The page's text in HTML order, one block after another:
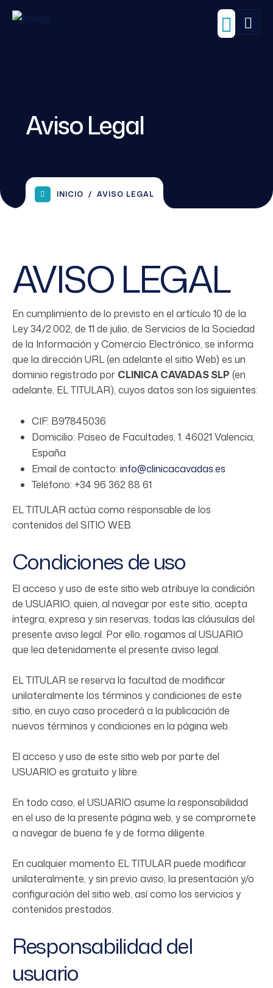
Aviso Legal
INICIO AVISO LEGAL
AVISO LEGAL
En cumplimiento de lo previsto en el artículo 10 de la
Ley 34/2.002, de 11 de julio, de Servicios de la Sociedad
de la Información y Comercio Electrónico, se informa
que la dirección URL (en adelante el sitio Web) es un
dominio registrado por CLINICA CAVADAS SLP (en
adelante, EL TITULAR), cuyos datos son los siguientes:
CIF: B97845036
Domicilio: Paseo de Facultades, 1. 46021 Valencia,
España
Email de contacto: info@clinicacavadas.es
Teléfono: +34 96 362 88 61
EL TITULAR actúa como responsable de los
contenidos del SITIO WEB.
Condiciones de uso
El acceso y uso de este sitio web atribuye la condición
de USUARIO, quien, al navegar por este sitio, acepta
íntegra, expresa y sin reservas, todas las cláusulas del
presente aviso legal. Por ello, rogamos al USUARIO
que lea detenidamente el presente aviso legal.
EL TITULAR se reserva la facultad de modificar
unilateralmente los términos y condiciones de este
sitio, en cuyo caso procederá a la publicación de
nuevos términos y condiciones en la página web.
El acceso y uso de este sitio web por parte del
USUARIO es gratuito y libre.
En todo caso, el USUARIO asume la responsabilidad
en el uso de la presente página web, y se compromete
a navegar de buena fe y de forma diligente.
En cualquier momento EL TITULAR puede modificar
unilateralmente, y sin previo aviso, la presentación y/o
configuración del sitio web, así como los servicios y
contenidos prestados.
Responsabilidad del
usuario